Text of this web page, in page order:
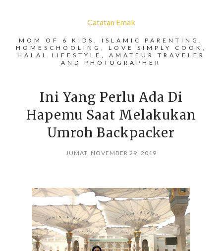
Catatan Emak
MOM OF 6 KIDS, ISLAMIC PARENTING,
HOMESCHOOLING, LOVE SIMPLY COOK,
HALAL LIFESTYLE, AMATEUR TRAVELER
AND PHOTOGRAPHER
Ini Yang Perlu Ada Di
Hapemu Saat Melakukan
Umroh Backpacker
JUMAT, NOVEMBER 29, 2019